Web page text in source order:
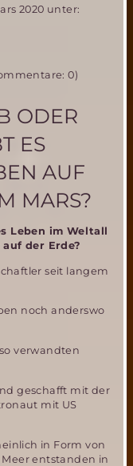
2020 unter:
0)
ODER
ES
AUF
MARS?
Leben im Weltall
auf der Erde?
seit langem
noch anderswo
verwandten
geschafft mit der
mit US
in Form von
entstanden in